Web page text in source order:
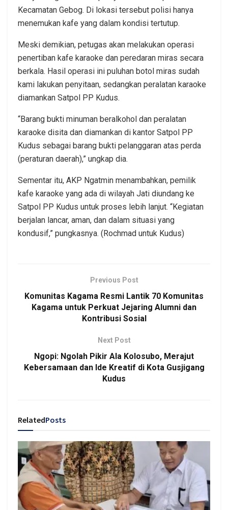
Kecamatan Gebog. Di lokasi tersebut polisi hanya
menemukan kafe yang dalam kondisi tertutup.
Meski demikian, petugas akan melakukan operasi
penertiban kafe karaoke dan peredaran miras secara
berkala. Hasil operasi ini puluhan botol miras sudah
kami lakukan penyitaan, sedangkan peralatan karaoke
diamankan Satpol PP Kudus.
“Barang bukti minuman beralkohol dan peralatan
karaoke disita dan diamankan di kantor Satpol PP
Kudus sebagai barang bukti pelanggaran atas perda
(peraturan daerah),” ungkap dia.
Sementar itu, AKP Ngatmin menambahkan, pemilik
kafe karaoke yang ada di wilayah Jati diundang ke
Satpol PP Kudus untuk proses lebih lanjut. “Kegiatan
berjalan lancar, aman, dan dalam situasi yang
kondusif,” pungkasnya. (Rochmad untuk Kudus)
Previous Post
Komunitas Kagama Resmi Lantik 70 Komunitas
Kagama untuk Perkuat Jejaring Alumni dan
Kontribusi Sosial
Next Post
Ngopi: Ngolah Pikir Ala Kolosubo, Merajut
Kebersamaan dan Ide Kreatif di Kota Gusjigang
Kudus
RelatedPosts